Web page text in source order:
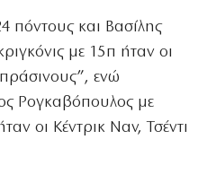
πόντους και Βασίλης
με 15π ήταν οι
ενώ
Ρογκαβόπουλος με
οι Κέντρικ Ναν, Τσέντι